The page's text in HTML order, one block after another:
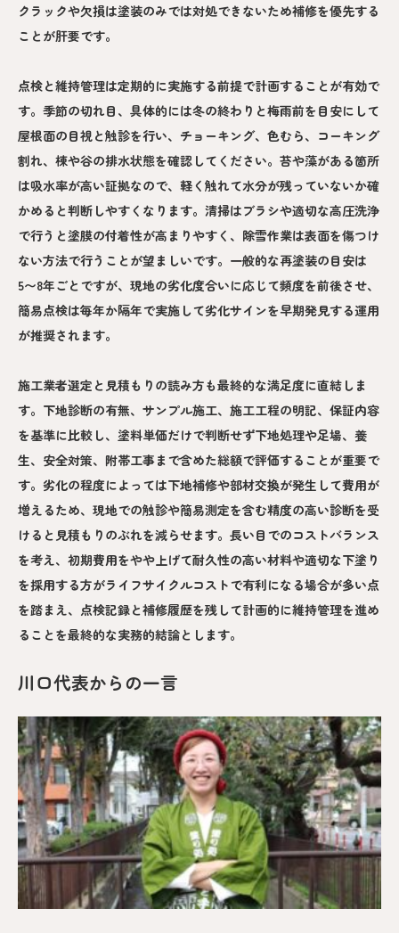
クラックや欠損は塗装のみでは対処できないため補修を優先する
ことが肝要です。
点検と維持管理は定期的に実施する前提で計画することが有効で
す。季節の切れ目、具体的には冬の終わりと梅雨前を目安にして
屋根面の目視と触診を行い、チョーキング、色むら、コーキング
割れ、棟や谷の排水状態を確認してください。苔や藻がある箇所
は吸水率が高い証拠なので、軽く触れて水分が残っていないか確
かめると判断しやすくなります。清掃はブラシや適切な高圧洗浄
で行うと塗膜の付着性が高まりやすく、除雪作業は表面を傷つけ
ない方法で行うことが望ましいです。一般的な再塗装の目安は
5〜8年ごとですが、現地の劣化度合いに応じて頻度を前後させ、
簡易点検は毎年か隔年で実施して劣化サインを早期発見する運用
が推奨されます。
施工業者選定と見積もりの読み方も最終的な満足度に直結しま
す。下地診断の有無、サンプル施工、施工工程の明記、保証内容
を基準に比較し、塗料単価だけで判断せず下地処理や足場、養
生、安全対策、附帯工事まで含めた総額で評価することが重要で
す。劣化の程度によっては下地補修や部材交換が発生して費用が
増えるため、現地での触診や簡易測定を含む精度の高い診断を受
けると見積もりのぶれを減らせます。長い目でのコストバランス
を考え、初期費用をやや上げて耐久性の高い材料や適切な下塗り
を採用する方がライフサイクルコストで有利になる場合が多い点
を踏まえ、点検記録と補修履歴を残して計画的に維持管理を進め
ることを最終的な実務的結論とします。
川口代表からの一言